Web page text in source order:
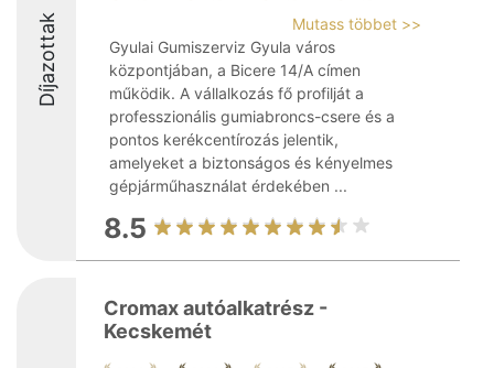
Díjazottak
Mutass többet >>
Gyulai Gumiszerviz Gyula város
központjában, a Bicere 14/A címen
működik. A vállalkozás fő profilját a
professzionális gumiabroncs-csere és a
pontos kerékcentírozás jelentik,
amelyeket a biztonságos és kényelmes
gépjárműhasználat érdekében ...
8.5
Cromax autóalkatrész -
Kecskemét